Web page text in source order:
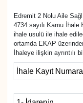
Edremit 2 Nolu Aile
4734 sayılı Kamu İhale
ihale usulü ile ihale
ortamda EKAP
İhaleye ilişkin ayrıntılı
İhale Kayıt
Deprem
Dernekler,
Diğer
DÜNYA
Son Dakika
Haber Arşivi